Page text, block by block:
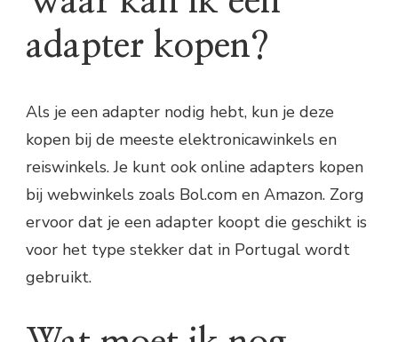
adapter kopen?
Als je een adapter nodig hebt, kun je deze
kopen bij de meeste elektronicawinkels en
reiswinkels. Je kunt ook online adapters kopen
bij webwinkels zoals Bol.com en Amazon. Zorg
ervoor dat je een adapter koopt die geschikt is
voor het type stekker dat in Portugal wordt
gebruikt.